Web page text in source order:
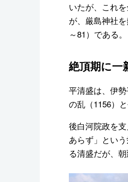
いたが、これ
が、厳島神社
～81）である。
絶頂期に一
平清盛は、伊
の乱（1156）
後白河院政を
あらず」とい
る清盛だが、